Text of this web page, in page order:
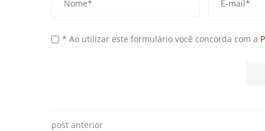
* Ao utilizar este formulário você concorda com a
post anterior